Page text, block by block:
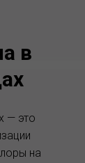
— это
на
в